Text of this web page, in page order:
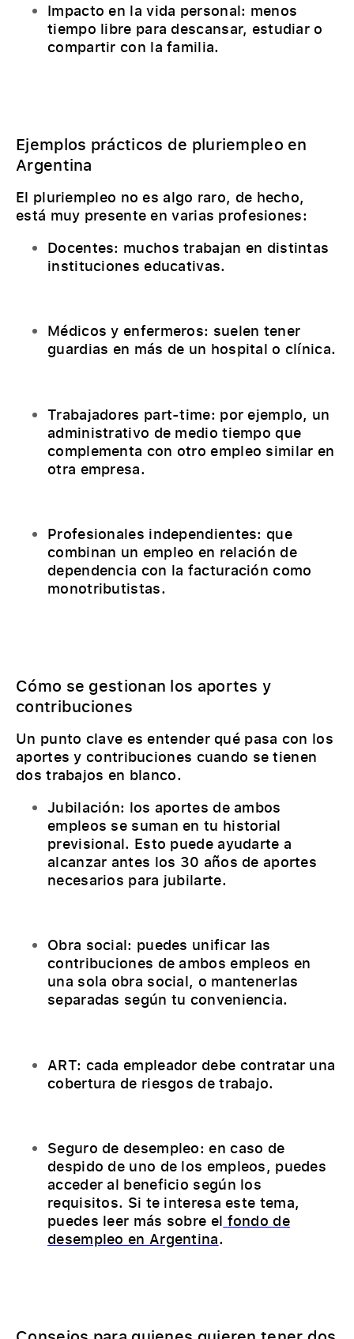
Impacto en la vida personal: menos
tiempo libre para descansar, estudiar o
compartir con la familia.
Ejemplos prácticos de pluriempleo en
Argentina
El pluriempleo no es algo raro, de hecho,
está muy presente en varias profesiones:
Docentes: muchos trabajan en distintas
instituciones educativas.
Médicos y enfermeros: suelen tener
guardias en más de un hospital o clínica.
Trabajadores part-time: por ejemplo, un
administrativo de medio tiempo que
complementa con otro empleo similar en
otra empresa.
Profesionales independientes: que
combinan un empleo en relación de
dependencia con la facturación como
monotributistas.
Cómo se gestionan los aportes y
contribuciones
Un punto clave es entender qué pasa con los
aportes y contribuciones cuando se tienen
dos trabajos en blanco.
Jubilación: los aportes de ambos
empleos se suman en tu historial
previsional. Esto puede ayudarte a
alcanzar antes los 30 años de aportes
necesarios para jubilarte.
Obra social: puedes unificar las
contribuciones de ambos empleos en
una sola obra social, o mantenerlas
separadas según tu conveniencia.
ART: cada empleador debe contratar una
cobertura de riesgos de trabajo.
Seguro de desempleo: en caso de
despido de uno de los empleos, puedes
acceder al beneficio según los
requisitos. Si te interesa este tema,
puedes leer más sobre el fondo de
desempleo en Argentina.